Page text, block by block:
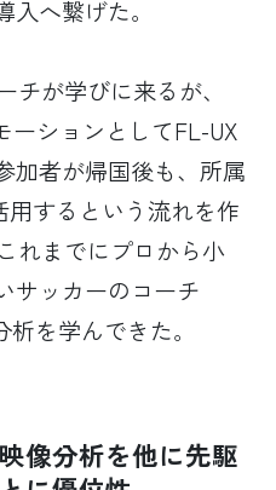
へ繋げた。
チが学びに来るが、
ーションとしてFL-UX
加者が帰国後も、所属
用するという流れを作
れまでにプロから小
サッカーのコーチ
を学んできた。
像分析を他に先駆